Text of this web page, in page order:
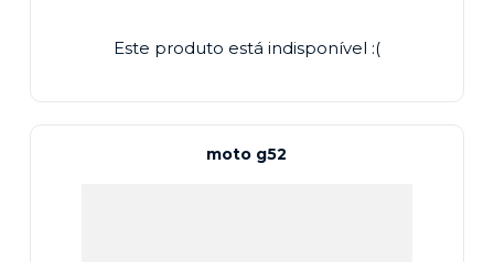
Este produto está indisponível :(
moto g52